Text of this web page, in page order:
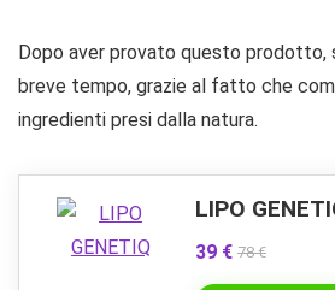
Dopo aver provato questo
breve tempo, grazie al fatto che
ingredienti presi dalla natura.
LIPO
39 € 78 €